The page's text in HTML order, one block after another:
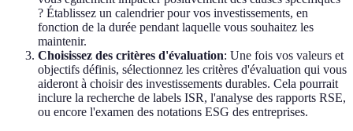
? Établissez un calendrier pour vos investissements, en
fonction de la durée pendant laquelle vous souhaitez les
maintenir.
Choisissez des critères d'évaluation: Une fois vos valeurs et
objectifs définis, sélectionnez les critères d'évaluation qui vous
aideront à choisir des investissements durables. Cela pourrait
inclure la recherche de labels ISR, l'analyse des rapports RSE,
ou encore l'examen des notations ESG des entreprises.